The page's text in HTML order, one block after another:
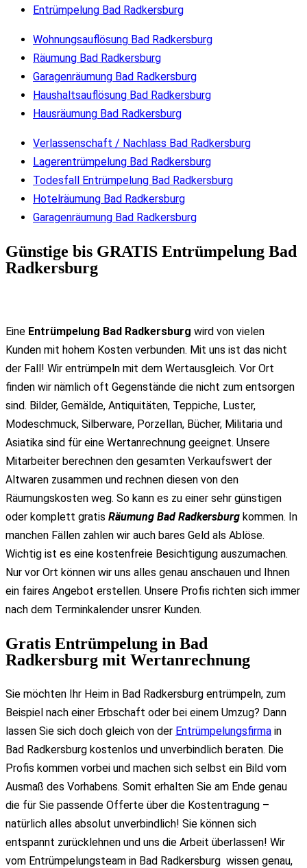
Entrümpelung Bad Radkersburg
Wohnungsauflösung Bad Radkersburg
Räumung Bad Radkersburg
Garagenräumung Bad Radkersburg
Haushaltsauflösung Bad Radkersburg
Hausräumung Bad Radkersburg
Verlassenschaft / Nachlass Bad Radkersburg
Lagerentrümpelung Bad Radkersburg
Todesfall Entrümpelung Bad Radkersburg
Hotelräumung Bad Radkersburg
Garagenräumung Bad Radkersburg
Günstige bis GRATIS Entrümpelung Bad
Radkersburg
Eine Entrümpelung Bad Radkersburg wird von vielen
Kunden mit hohem Kosten verbunden. Mit uns ist das nicht
der Fall! Wir entrümpeln mit dem Wertausgleich. Vor Ort
finden wir nämlich oft Gegenstände die nicht zum entsorgen
sind. Bilder, Gemälde, Antiquitäten, Teppiche, Luster,
Modeschmuck, Silberware, Porzellan, Bücher, Militaria und
Asiatika sind für eine Wertanrechnung geeignet. Unsere
Mitarbeiter berechnen den gesamten Verkaufswert der
Altwaren zusammen und rechnen diesen von den
Räumungskosten weg. So kann es zu einer sehr günstigen
oder komplett gratis Räumung Bad Radkersburg kommen. In
manchen Fällen zahlen wir auch bares Geld als Ablöse.
Wichtig ist es eine kostenfreie Besichtigung auszumachen.
Nur vor Ort können wir uns alles genau anschauen und Ihnen
ein faires Angebot erstellen. Unsere Profis richten sich immer
nach dem Terminkalender unsrer Kunden.
Gratis Entrümpelung in Bad
Radkersburg mit Wertanrechnung
Sie möchten Ihr Heim in Bad Radkersburg entrümpeln, zum
Beispiel nach einer Erbschaft oder bei einem Umzug? Dann
lassen Sie sich doch gleich von der Entrümpelungsfirma in
Bad Radkersburg kostenlos und unverbindlich beraten. Die
Profis kommen vorbei und machen sich selbst ein Bild vom
Ausmaß des Vorhabens. Somit erhalten Sie am Ende genau
die für Sie passende Offerte über die Kostentragung –
natürlich alles absolut unverbindlich! Sie können sich
entspannt zurücklehnen und uns die Arbeit überlassen! Wir
vom Entrümpelungsteam in Bad Radkersburg wissen genau,